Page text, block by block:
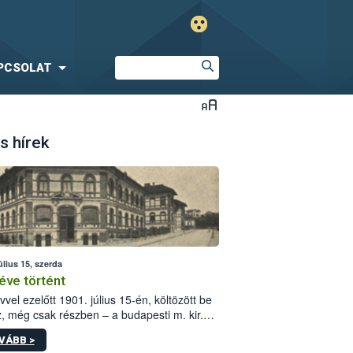
hírek
15, szerda
történt
ezelőtt 1901. július 15-én, költözött be
még csak részben – a budapesti m. kir.
állomás a Kis Rókus utca
alatti, Czigler Győző által tervezett új
>